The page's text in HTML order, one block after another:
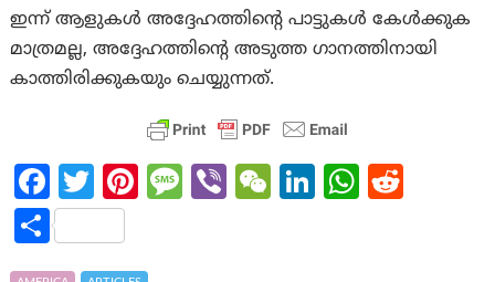
ഇന്ന് ആളുകൾ അദ്ദേഹത്തിന്റെ പാട്ടുകൾ കേൾക്കുക
മാത്രമല്ല, അദ്ദേഹത്തിന്റെ അടുത്ത ഗാനത്തിനായി
കാത്തിരിക്കുകയും ചെയ്യുന്നത്.
Fa
ce
b
T
w
itt
Pi M Vi W Li W
S
h